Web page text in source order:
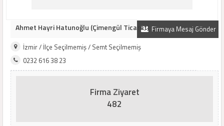
Firmaya Mesaj Gönder
Ahmet Hayri Hatunoğlu (Çimengül Ticaret)
İzmir / İlçe Seçilmemiş / Semt Seçilmemiş
0232 616 38 23
Firma Ziyaret
482